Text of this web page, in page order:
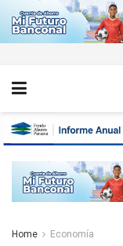
Home Economía